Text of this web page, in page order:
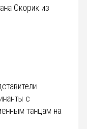
Скорик из
с
танцам на